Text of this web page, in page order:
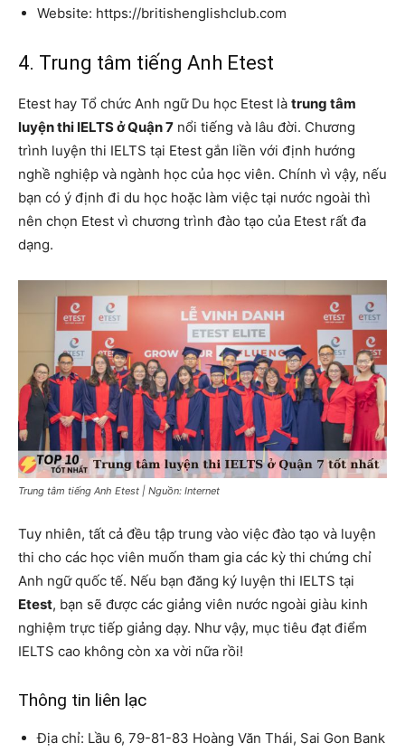
Website: https://britishenglishclub.com
4. Trung tâm tiếng Anh Etest
Etest hay Tổ chức Anh ngữ Du học Etest là trung tâm
luyện thi IELTS ở Quận 7 nổi tiếng và lâu đời. Chương
trình luyện thi IELTS tại Etest gắn liền với định hướng
nghề nghiệp và ngành học của học viên. Chính vì vậy, nếu
bạn có ý định đi du học hoặc làm việc tại nước ngoài thì
nên chọn Etest vì chương trình đào tạo của Etest rất đa
dạng.
Trung tâm tiếng Anh Etest | Nguồn: Internet
Tuy nhiên, tất cả đều tập trung vào việc đào tạo và luyện
thi cho các học viên muốn tham gia các kỳ thi chứng chỉ
Anh ngữ quốc tế. Nếu bạn đăng ký luyện thi IELTS tại
Etest, bạn sẽ được các giảng viên nước ngoài giàu kinh
nghiệm trực tiếp giảng dạy. Như vậy, mục tiêu đạt điểm
IELTS cao không còn xa vời nữa rồi!
Thông tin liên lạc
Địa chỉ: Lầu 6, 79-81-83 Hoàng Văn Thái, Sai Gon Bank